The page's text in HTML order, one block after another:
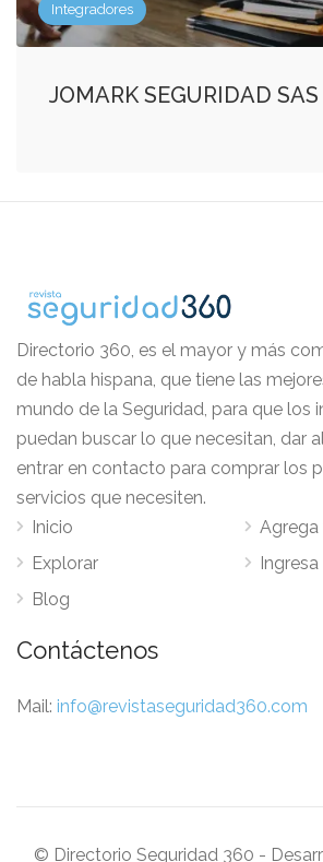
Integradores
JOMARK SEGURIDAD SAS
Directorio 360, es el mayor y más
de habla hispana, que tiene las
mundo de la Seguridad, para que los
puedan buscar lo que necesitan, dar
entrar en contacto para comprar los
servicios que necesiten.
Inicio
Explorar
Blog
Agrega
Contáctenos
Mail: info@revistaseguridad360.com
© Directorio Seguridad 360 -